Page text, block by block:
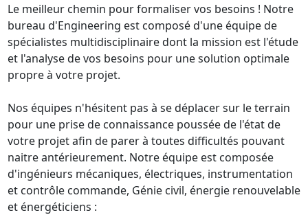
Le meilleur chemin pour formaliser vos besoins ! Notre
bureau d'Engineering est composé d'une équipe de
spécialistes multidisciplinaire dont la mission est l'étude
et l'analyse de vos besoins pour une solution optimale
propre à votre projet.
Nos équipes n'hésitent pas à se déplacer sur le terrain
pour une prise de connaissance poussée de l'état de
votre projet afin de parer à toutes difficultés pouvant
naitre antérieurement. Notre équipe est composée
d'ingénieurs mécaniques, électriques, instrumentation
et contrôle commande, Génie civil, énergie renouvelable
et énergéticiens :